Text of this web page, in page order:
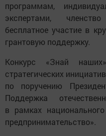
программам,
экспертами,
бесплатное участие в
грантовую поддержку.
Конкурс «Знай
стратегических
по поручению
Поддержка
в рамках
предпринимательство».